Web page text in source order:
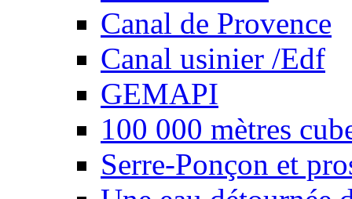
Canal de Provence
Canal usinier /Edf
GEMAPI
100 000 mètres
Serre-Ponçon et